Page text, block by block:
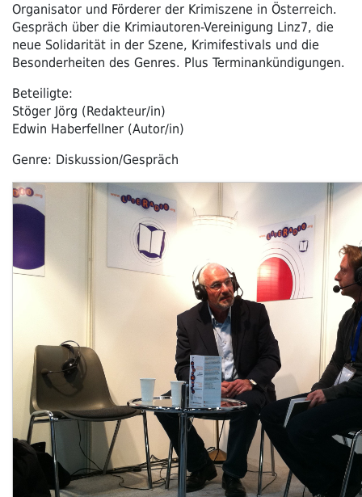
Organisator und Förderer der Krimiszene in Österreich.
Gespräch über die Krimiautoren-Vereinigung Linz7, die
neue Solidarität in der Szene, Krimifestivals und die
Besonderheiten des Genres. Plus Terminankündigungen.
Beteiligte:
Stöger Jörg (Redakteur/in)
Edwin Haberfellner (Autor/in)
Genre: Diskussion/Gespräch